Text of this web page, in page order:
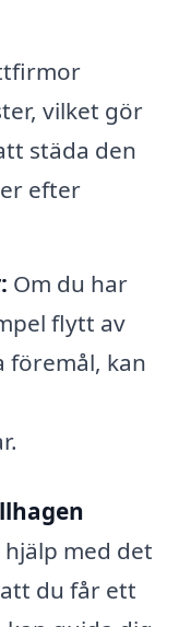
vilket gör
städa den
efter
Om du har
flytt av
föremål, kan
med det
du får ett